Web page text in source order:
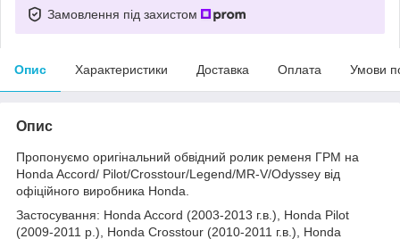
Замовлення під захистом
Опис Характеристики Доставка Оплата Умови
Опис
Пропонуємо оригінальний обвідний ролик ременя ГРМ на
Honda Accord/ Pilot/Crosstour/Legend/MR-V/Odyssey від
офіційного виробника Honda.
Застосування: Honda Accord (2003-2013 г.в.), Honda Pilot
(2009-2011 р.), Honda Crosstour (2010-2011 г.в.), Honda